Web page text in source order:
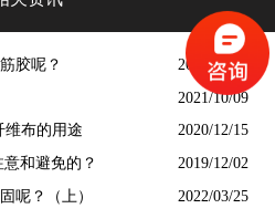
胶呢？ 2020/01/15
2021/10/09
维布的用途 2020/12/15
有哪些注意和避免的？ 2019/12/02
呢？（上） 2022/03/25